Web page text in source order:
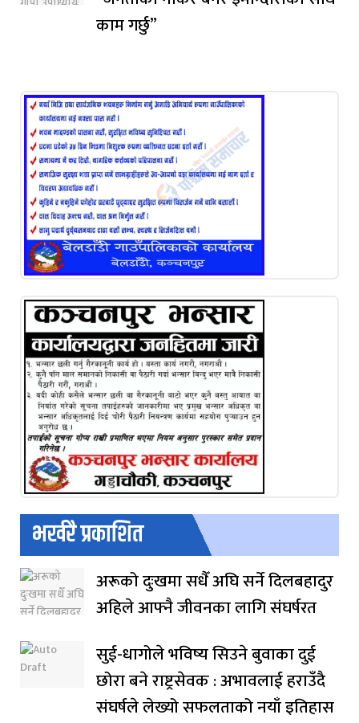
काम गर्छु”
भर्खरै प्रकाशित
अरूको दुःखमा सधैँ अघि सर्ने दिलबहादुर
अहिले आफ्नै जीवनका लागि संघर्षरत
सुई-धागोले भविष्य सिउने बुवाका दुई
छोरा बने राष्ट्रसेवक : अभावलाई हराउँदै
संघर्षले लेख्यो सफलताको नयाँ इतिहास